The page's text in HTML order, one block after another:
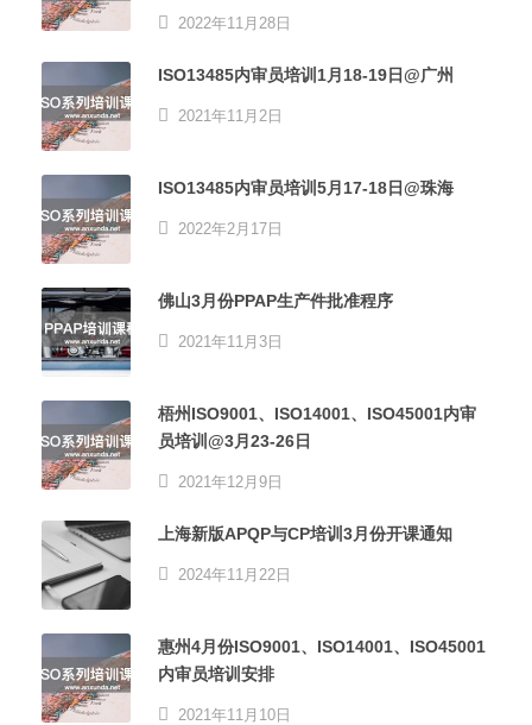
2022年11月28日
ISO13485内审员培训1月18-19日@广州
2021年11月2日
ISO13485内审员培训5月17-18日@珠海
2022年2月17日
佛山3月份PPAP生产件批准程序
2021年11月3日
梧州ISO9001、ISO14001、ISO45001内审
员培训@3月23-26日
2021年12月9日
上海新版APQP与CP培训3月份开课通知
2024年11月22日
惠州4月份ISO9001、ISO14001、ISO45001
内审员培训安排
2021年11月10日